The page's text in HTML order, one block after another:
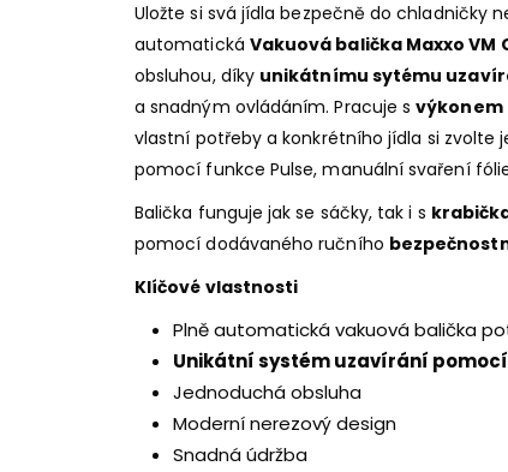
Uložte si svá jídla bezpečně do chladničky
automatická Vakuová baličkaMaxxoVM
obsluhou, díky unikátnímu sytému
a snadným ovládáním. Pracuje svýkonem
vlastní potřeby a konkrétního jídla si
pomocí funkce Pulse, manuální svaření
Balička funguje jak se sáčky, tak i s
pomocí dodávaného ručního
Klíčové vlastnosti
Plně automatická vakuová balička
Unikátní systém uzavírání
Jednoduchá obsluha
Moderní nerezový design
Snadná údržba